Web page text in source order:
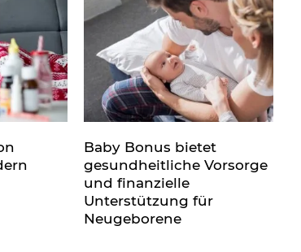
Baby Bonus bietet
gesundheitliche Vorsorge
und finanzielle
Unterstützung für
Neugeborene